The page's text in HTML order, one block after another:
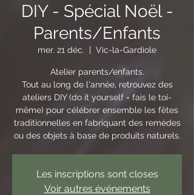
DIY - Spécial Noël -
Parents/Enfants
mer. 21 déc.
  |
Vic-la-Gardiole
Atelier parents/enfants.
Tout au long de l'année, retrouvez des
ateliers DIY (do it yourself = fais le toi-
même) pour célébrer ensemble les fêtes
traditionnelles en fabriquant des remèdes
ou des objets à base de produits naturels.
Les inscriptions sont closes
Voir autres événements